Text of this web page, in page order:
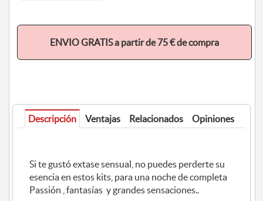
ENVIO GRATIS a partir de 75 € de compra
Descripción Ventajas Relacionados Opiniones
Si te gustó extase sensual, no puedes perderte su
esencia en estos kits, para una noche de completa
Passión , fantasías y grandes sensaciones..